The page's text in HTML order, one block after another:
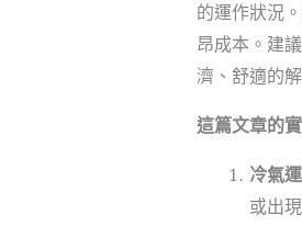
的運作狀況
昂成本。建
濟、舒適的
這篇文章的
冷氣
或出